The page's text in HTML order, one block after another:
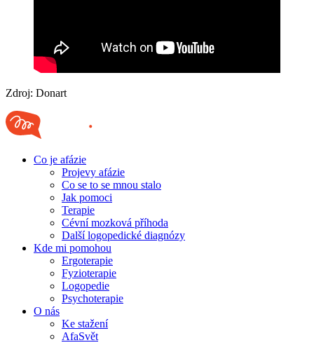
Zdroj: Donart
Co je afázie
Projevy afázie
Co se to se mnou stalo
Jak pomoci
Terapie
Cévní mozková příhoda
Další logopedické diagnózy
Kde mi pomohou
Ergoterapie
Fyzioterapie
Logopedie
Psychoterapie
O nás
Ke stažení
AfaSvět